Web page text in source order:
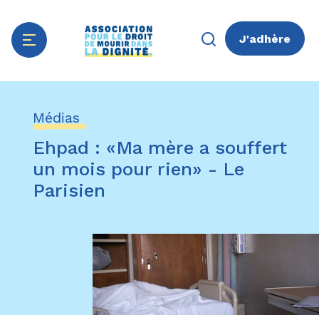
contenu
principal
J'adhère
Médias
Ehpad : «Ma mère a souffert
un mois pour rien» - Le
Parisien